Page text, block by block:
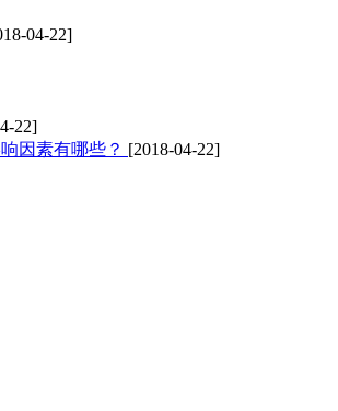
04-22]
22]
因素有哪些？ [2018-04-22]